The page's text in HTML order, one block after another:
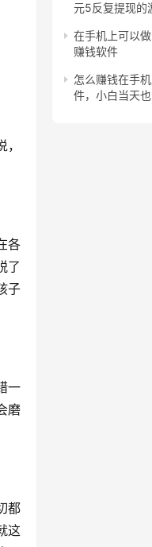
各
了
子
一
磨
都
这
元5反复提现的
在手机上可以
赚钱软件
怎么赚钱在手
件，小白当天